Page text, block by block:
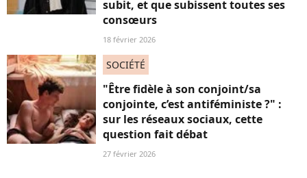
subit, et que subissent toutes ses
consœurs
18 février 2026
SOCIÉTÉ
"Être fidèle à son conjoint/sa
conjointe, c’est antiféministe ?" :
sur les réseaux sociaux, cette
question fait débat
27 février 2026